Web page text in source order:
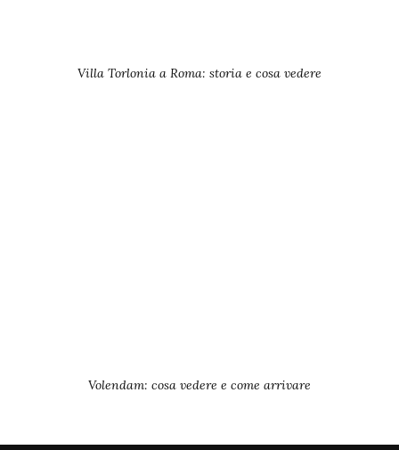
Villa Torlonia a Roma: storia e cosa vedere
Volendam: cosa vedere e come arrivare